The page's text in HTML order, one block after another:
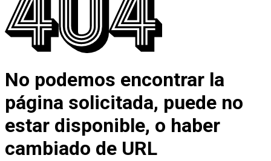
No podemos encontrar la
página solicitada, puede no
estar disponible, o haber
cambiado de URL